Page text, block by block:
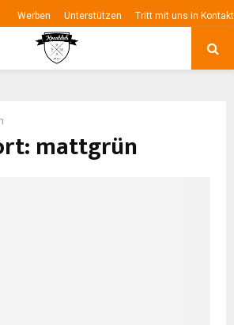
Werben Unterstützen Tritt mit uns in Kontakt
mattgrün